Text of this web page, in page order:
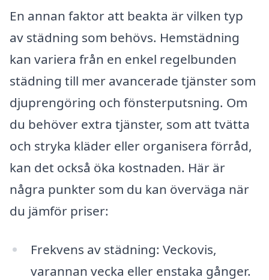
En annan faktor att beakta är vilken typ
av städning som behövs. Hemstädning
kan variera från en enkel regelbunden
städning till mer avancerade tjänster som
djuprengöring och fönsterputsning. Om
du behöver extra tjänster, som att tvätta
och stryka kläder eller organisera förråd,
kan det också öka kostnaden. Här är
några punkter som du kan överväga när
du jämför priser:
Frekvens av städning: Veckovis,
varannan vecka eller enstaka gånger.